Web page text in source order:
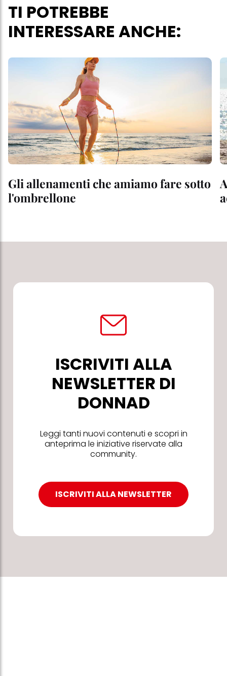
TI POTREBBE
INTERESSARE ANCHE:
Gli allenamenti che amiamo fare sotto
l'ombrellone
ISCRIVITI ALLA
NEWSLETTER DI
DONNAD
Leggi tanti nuovi contenuti e scopri in
anteprima le iniziative riservate alla
community.
ISCRIVITI ALLA NEWSLETTER